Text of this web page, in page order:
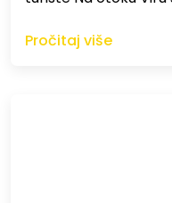
Pročitaj više